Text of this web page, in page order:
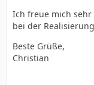
Ich freue mich
bei der
Beste Grüße,
Christian